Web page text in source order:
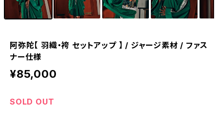
阿弥陀【 羽織・袴 セットアップ 】 / ジャージ素材 / ファス
ナー仕様
¥85,000
SOLD OUT